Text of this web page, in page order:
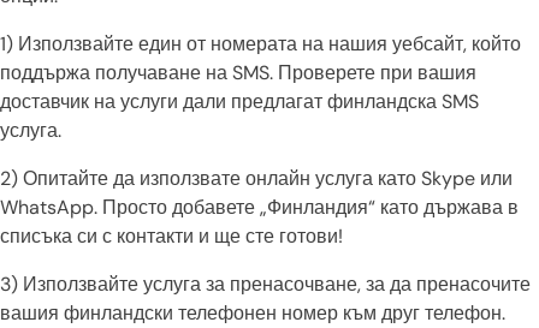
1) Използвайте един от номерата на нашия уебсайт, който
поддържа получаване на SMS. Проверете при вашия
доставчик на услуги дали предлагат финландска SMS
услуга.
2) Опитайте да използвате онлайн услуга като Skype или
WhatsApp. Просто добавете „Финландия“ като държава в
списъка си с контакти и ще сте готови!
3) Използвайте услуга за пренасочване, за да пренасочите
вашия финландски телефонен номер към друг телефон.